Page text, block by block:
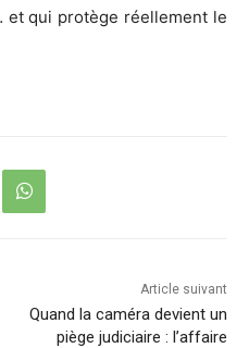
qui protège réellement le
Article suivant
Quand la caméra devient un
piège judiciaire : l’affaire